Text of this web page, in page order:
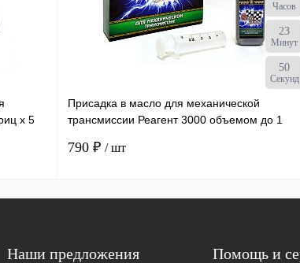
х 5
Часов
23
Минут
49
Секунд
Присадка в масло для механической
трансмиссии Реагент 3000 объемом до 1
790 ₽ / шт
Наши предложения Помощь и